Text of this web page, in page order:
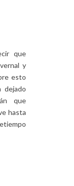
que
y
esto
dejado
que
hasta